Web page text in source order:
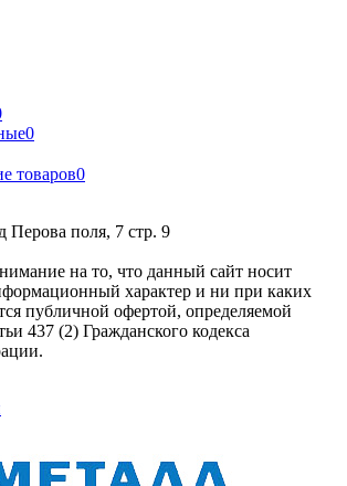
0
товаров0
Перова поля, 7 стр. 9
на то, что данный сайт носит
характер и ни при каких
публичной офертой, определяемой
437 (2) Гражданского кодекса